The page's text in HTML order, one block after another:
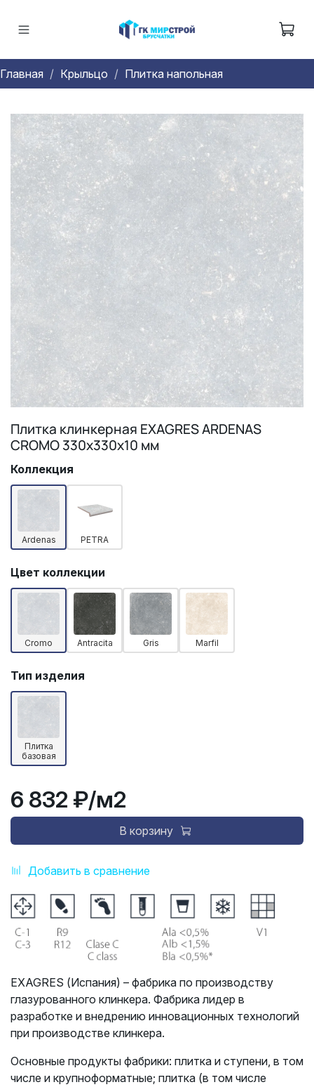
Главная Крыльцо Плитка напольная
Плитка клинкерная EXAGRES ARDENAS
CROMO 330х330х10 мм
Добавить в сравнение
Коллекция
Ardenas PETRA
Цвет коллекции
Cromo Antracita Gris Marfil
Тип изделия
Плитка
базовая
6 832 ₽/м2
В корзину
EXAGRES (Испания) – фабрика по производству
глазурованного клинкера. Фабрика лидер в
разработке и внедрению инновационных технологий
при производстве клинкера.
Основные продукты фабрики: плитка и ступени, в том
числе и крупноформатные; плитка (в том числе